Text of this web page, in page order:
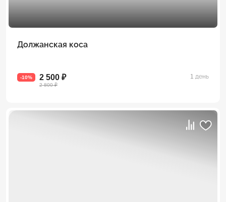
Должанская коса
-10% 2 500 ₽
2 800 ₽
1 день